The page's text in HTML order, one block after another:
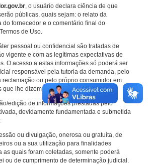
, o usuário declara ciência de que
públicas, quais sejam: o relato da
do fornecedor e o comentário final do
de Uso.
pessoal ou confidencial são tratadas de
vigente e com as legítimas expectativas de
O acesso a estas informações só poderá ser
responsável pela tutoria da demanda, pelo
ou pelo próprio consumidor em
lhe dizem respeito.
edição de informações prestadas pelo
devidamente fundamentada e submetida
ou divulgação, onerosa ou gratuita, de
ou a sua utilização para finalidades
as quais foram coletadas, somente poderá
ou de cumprimento de determinação judicial.